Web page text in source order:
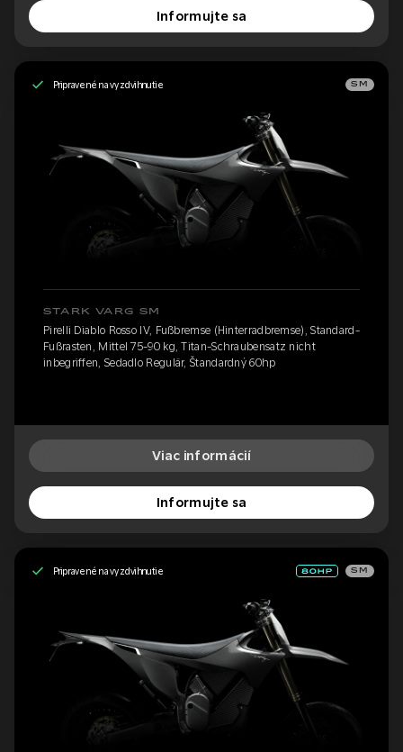
Informujte sa
Pripravené na vyzdvihnutie SM
STARK VARG SM
Pirelli Diablo Rosso IV, Fußbremse (Hinterradbremse), Standard-
Fußrasten, Mittel 75-90 kg, Titan-Schraubensatz nicht
inbegriffen, Sedadlo Regulär, Štandardný 60hp
Viac informácií
Informujte sa
Pripravené na vyzdvihnutie SM